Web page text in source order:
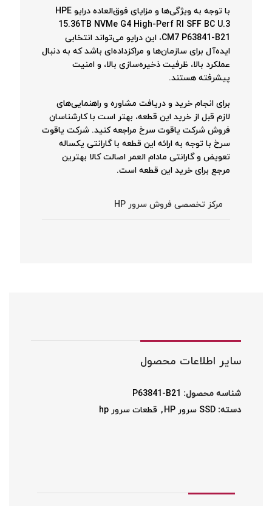
با توجه به ویژگی‌ها و مزایای فوق‌العاده درایو HPE
15.36TB NVMe G4 High-Perf RI SFF BC U.3
CM7 P63841-B21، این درایو می‌تواند انتخابی
ایده‌آل برای سازمان‌ها و مراکزداده‌ای باشد که به دنبال
عملکرد بالا، ظرفیت ذخیره‌سازی بالا، و امنیت
پیشرفته هستند.
برای انجام خرید و دریافت مشاوره و راهنمایی‌های
لازم قبل از خرید این قطعه، بهتر است با کارشناسان
فروش شرکت یاقوت سرخ مراجعه کنید. شرکت یاقوت
سرخ با توجه به ارائه این قطعه با گارانتی یکساله
تعویض و گارانتی مادام العمر اصالت کالا بهترین
مرجع برای خرید این قطعه است.
مرکز تخصصی فروش سرور HP
سایر اطلاعات محصول
شناسه محصول: P63841-B21
دسته: SSD سرور HP , قطعات سرور hp